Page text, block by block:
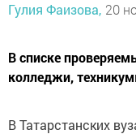
Гулия Фаизова, 20
В списке
колледжи,
В Татарстанских